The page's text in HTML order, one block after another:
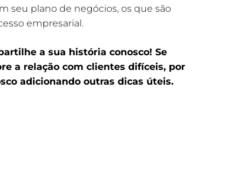
seu plano de negócios, os que são
empresarial.
a sua história conosco! Se
a relação com clientes difíceis, por
adicionando outras dicas úteis.